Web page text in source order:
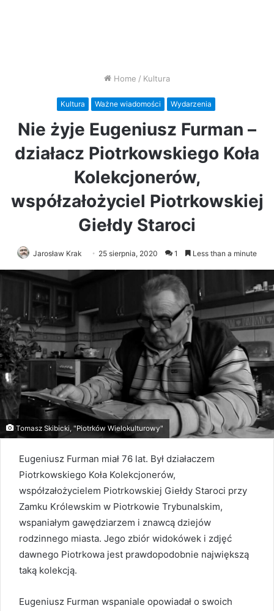
Home / Kultura
Kultura Ważne wiadomości Wydarzenia
Nie żyje Eugeniusz Furman –
działacz Piotrkowskiego Koła
Kolekcjonerów,
współzałożyciel Piotrkowskiej
Giełdy Staroci
Jarosław Krak 25 sierpnia, 2020 1 Less than a minute
Tomasz Skibicki, "Piotrków Wielokulturowy"
Eugeniusz Furman miał 76 lat. Był działaczem
Piotrkowskiego Koła Kolekcjonerów,
współzałożycielem Piotrkowskiej Giełdy Staroci przy
Zamku Królewskim w Piotrkowie Trybunalskim,
wspaniałym gawędziarzem i znawcą dziejów
rodzinnego miasta. Jego zbiór widokówek i zdjęć
dawnego Piotrkowa jest prawdopodobnie największą
taką kolekcją.
Eugeniusz Furman wspaniale opowiadał o swoich